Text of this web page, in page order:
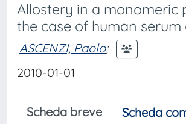
Allostery in a monomeric
the case of human serum
ASCENZI, Paolo;
2010-01-01
Scheda breve
Scheda